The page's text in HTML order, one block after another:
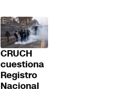
CRUCH
cuestiona
Registro
Nacional